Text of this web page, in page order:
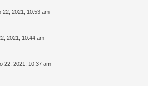
22, 2021, 10:53 am
2021, 10:44 am
22, 2021, 10:37 am